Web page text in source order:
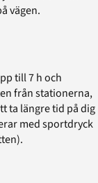
vägen.
till 7 h och
från stationerna,
ta längre tid på dig
med sportdryck